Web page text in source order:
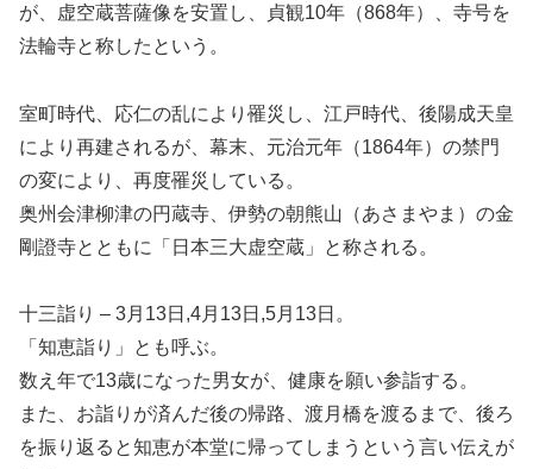
が、虚空蔵菩薩像を安置し、貞観10年（868年）、寺号を
法輪寺と称したという。
室町時代、応仁の乱により罹災し、江戸時代、後陽成天皇
により再建されるが、幕末、元治元年（1864年）の禁門
の変により、再度罹災している。
奥州会津柳津の円蔵寺、伊勢の朝熊山（あさまやま）の金
剛證寺とともに「日本三大虚空蔵」と称される。
十三詣り – 3月13日,4月13日,5月13日。
「知恵詣り」とも呼ぶ。
数え年で13歳になった男女が、健康を願い参詣する。
また、お詣りが済んだ後の帰路、渡月橋を渡るまで、後ろ
を振り返ると知恵が本堂に帰ってしまうという言い伝えが